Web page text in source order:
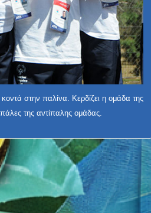
στην παλίνα. Κερδίζει η ομάδα της
της αντίπαλης ομάδας.